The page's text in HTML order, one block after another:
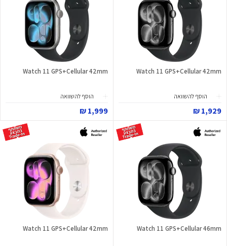
Watch 11 GPS+Cellular 42mm
הוסף להשוואה
1,929 ₪
Watch 11 GPS+Cellular 42mm
הוסף להשוואה
1,999 ₪
Watch 11 GPS+Cellular 46mm
Watch 11 GPS+Cellular 42mm